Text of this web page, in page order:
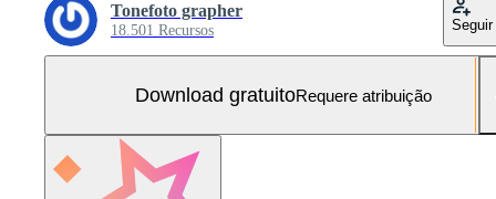
Tonefoto grapher
18.501 Recursos Seguir
Download gratuitoRequere atribuição